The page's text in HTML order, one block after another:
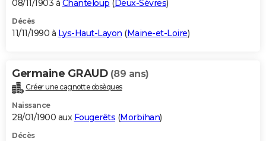
08/11/1903 à Chanteloup ( Deux-Sèvres)
Décès
11/11/1990 à Lys-Haut-Layon (Maine-et-Loire)
Germaine GRAUD (89 ans)
Créer une cagnotte obsèques
Naissance
28/01/1900 aux Fougerêts (Morbihan)
Décès